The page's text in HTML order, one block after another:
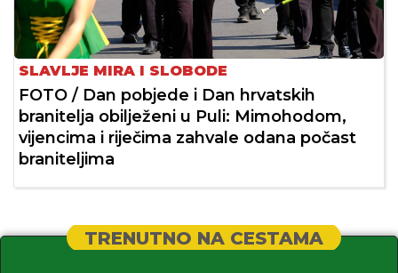
SLAVLJE MIRA I SLOBODE
FOTO / Dan pobjede i Dan hrvatskih
branitelja obilježeni u Puli: Mimohodom,
vijencima i riječima zahvale odana počast
braniteljima
TRENUTNO NA CESTAMA